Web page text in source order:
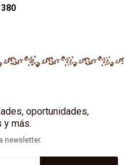
380
oportunidades,
y más.
newsletter.